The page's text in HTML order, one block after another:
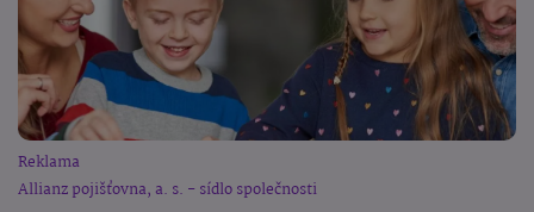
Reklama
Allianz pojišťovna, a. s. - sídlo společnosti